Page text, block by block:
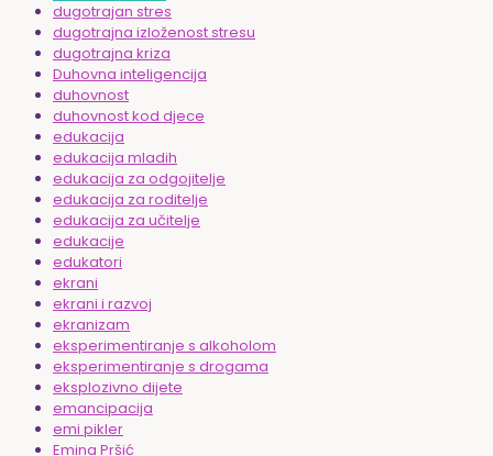
dugotrajan stres
dugotrajna izloženost stresu
dugotrajna kriza
Duhovna inteligencija
duhovnost
duhovnost kod djece
edukacija
edukacija mladih
edukacija za odgojitelje
edukacija za roditelje
edukacija za učitelje
edukacije
edukatori
ekrani
ekrani i razvoj
ekranizam
eksperimentiranje s alkoholom
eksperimentiranje s drogama
eksplozivno dijete
emancipacija
emi pikler
Emina Pršić